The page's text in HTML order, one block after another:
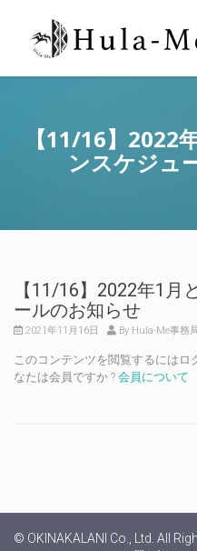
【11/16】2022
ンスケジュ
【11/16】2022年1月
ールのお知らせ
2021年11月16日 By Hula-Me事務
このコンテンツを閲覧するにはロ
なたは会員ですか ? 会員について
© OKINAKALANI Co., Ltd. All